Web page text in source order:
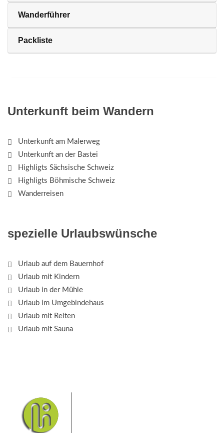
Wanderführer
Packliste
Unterkunft beim Wandern
Unterkunft am Malerweg
Unterkunft an der Bastei
Highligts Sächsische Schweiz
Highligts Böhmische Schweiz
Wanderreisen
spezielle Urlaubswünsche
Urlaub auf dem Bauernhof
Urlaub mit Kindern
Urlaub in der Mühle
Urlaub im Umgebindehaus
Urlaub mit Reiten
Urlaub mit Sauna